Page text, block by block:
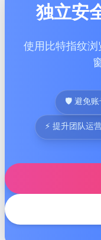
独立安
使用比特指纹
🛡 避免账
⚡ 提升团队运